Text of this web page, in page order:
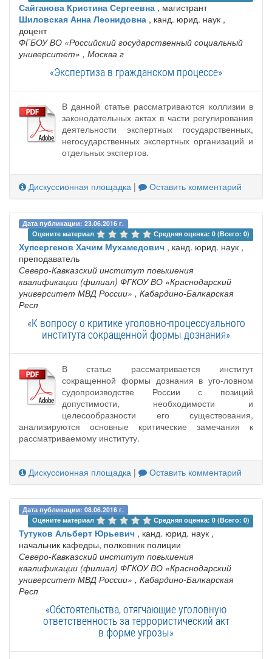
Сайганова Кристина Сергеевна , магистрант
Шиловская Анна Леонидовна , канд. юрид. наук ,
доцент
ФГБОУ ВО «Российский государственный социальный
университет» , Москва г
«Экспертиза в гражданском процессе»
В данной статье рассматриваются коллизии в
законодательных актах в части регулирования
деятельности экспертных государственных,
негосударственных экспертных организаций и
отдельных экспертов.
Дискуссионная площадка | Оставить комментарий
Дата публикации: 23.06.2016 г.
Оцените материал
Средняя оценка: 0 (Всего: 0)
Хупсергенов Хачим Мухамедович , канд. юрид. наук ,
преподаватель
Северо-Кавказский институт повышения
квалификации (филиал) ФГКОУ ВО «Краснодарский
университет МВД России» , Кабардино-Балкарская
Респ
«К вопросу о критике уголовно-процессуального
института сокращенной формы дознания»
В статье рассматривается институт
сокращенной формы дознания в уго-ловном
судопроизводстве России с позиций
допустимости, необходимости и
целесообразности его существования,
анализируются основные критические замечания к
рассматриваемому институту.
Дискуссионная площадка | Оставить комментарий
Дата публикации: 08.06.2016 г.
Оцените материал
Средняя оценка: 0 (Всего: 0)
Тутуков Альберт Юрьевич , канд. юрид. наук ,
начальник кафедры, полковник полиции
Северо-Кавказский институт повышения
квалификации (филиал) ФГКОУ ВО «Краснодарский
университет МВД России» , Кабардино-Балкарская
Респ
«Обстоятельства, отягчающие уголовную
ответственность за террористический акт
в форме угрозы»